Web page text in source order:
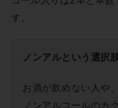
す。
ノンアルという選択
お酒が飲めない人や
ノンアルコールのカ